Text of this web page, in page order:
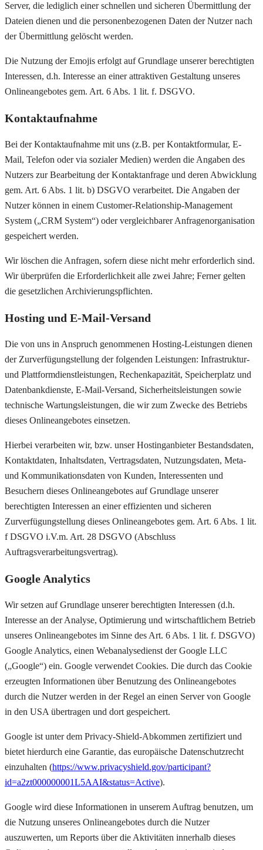
Server, die lediglich einer schnellen und sicheren Übermittlung der
Dateien dienen und die personenbezogenen Daten der Nutzer nach
der Übermittlung gelöscht werden.
Die Nutzung der Emojis erfolgt auf Grundlage unserer berechtigten
Interessen, d.h. Interesse an einer attraktiven Gestaltung unseres
Onlineangebotes gem. Art. 6 Abs. 1 lit. f. DSGVO.
Kontaktaufnahme
Bei der Kontaktaufnahme mit uns (z.B. per Kontaktformular, E-
Mail, Telefon oder via sozialer Medien) werden die Angaben des
Nutzers zur Bearbeitung der Kontaktanfrage und deren Abwicklung
gem. Art. 6 Abs. 1 lit. b) DSGVO verarbeitet. Die Angaben der
Nutzer können in einem Customer-Relationship-Management
System („CRM System“) oder vergleichbarer Anfragenorganisation
gespeichert werden.
Wir löschen die Anfragen, sofern diese nicht mehr erforderlich sind.
Wir überprüfen die Erforderlichkeit alle zwei Jahre; Ferner gelten
die gesetzlichen Archivierungspflichten.
Hosting und E-Mail-Versand
Die von uns in Anspruch genommenen Hosting-Leistungen dienen
der Zurverfügungstellung der folgenden Leistungen: Infrastruktur-
und Plattformdienstleistungen, Rechenkapazität, Speicherplatz und
Datenbankdienste, E-Mail-Versand, Sicherheitsleistungen sowie
technische Wartungsleistungen, die wir zum Zwecke des Betriebs
dieses Onlineangebotes einsetzen.
Hierbei verarbeiten wir, bzw. unser Hostinganbieter Bestandsdaten,
Kontaktdaten, Inhaltsdaten, Vertragsdaten, Nutzungsdaten, Meta-
und Kommunikationsdaten von Kunden, Interessenten und
Besuchern dieses Onlineangebotes auf Grundlage unserer
berechtigten Interessen an einer effizienten und sicheren
Zurverfügungstellung dieses Onlineangebotes gem. Art. 6 Abs. 1 lit.
f DSGVO i.V.m. Art. 28 DSGVO (Abschluss
Auftragsverarbeitungsvertrag).
Google Analytics
Wir setzen auf Grundlage unserer berechtigten Interessen (d.h.
Interesse an der Analyse, Optimierung und wirtschaftlichem Betrieb
unseres Onlineangebotes im Sinne des Art. 6 Abs. 1 lit. f. DSGVO)
Google Analytics, einen Webanalysedienst der Google LLC
(„Google“) ein. Google verwendet Cookies. Die durch das Cookie
erzeugten Informationen über Benutzung des Onlineangebotes
durch die Nutzer werden in der Regel an einen Server von Google
in den USA übertragen und dort gespeichert.
Google ist unter dem Privacy-Shield-Abkommen zertifiziert und
bietet hierdurch eine Garantie, das europäische Datenschutzrecht
einzuhalten (https://www.privacyshield.gov/participant?
id=a2zt000000001L5AAI&status=Active).
Google wird diese Informationen in unserem Auftrag benutzen, um
die Nutzung unseres Onlineangebotes durch die Nutzer
auszuwerten, um Reports über die Aktivitäten innerhalb dieses